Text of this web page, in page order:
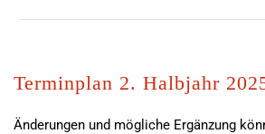
Terminplan 2. Halbjahr
Änderungen und mögliche Ergänzung